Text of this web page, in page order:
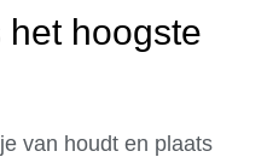
het hoogste
van houdt en plaats